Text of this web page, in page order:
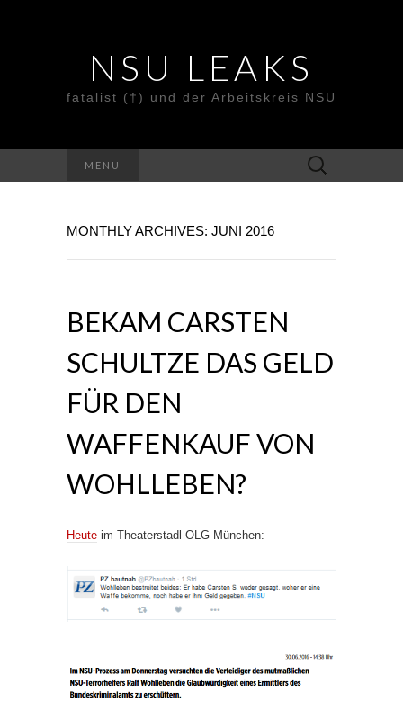
NSU LEAKS
fatalist (†) und der Arbeitskreis NSU
MENU
Suche
nach:
MONTHLY ARCHIVES: JUNI 2016
BEKAM CARSTEN
SCHULTZE DAS GELD
FÜR DEN
WAFFENKAUF VON
WOHLLEBEN?
Heute im Theaterstadl OLG München: